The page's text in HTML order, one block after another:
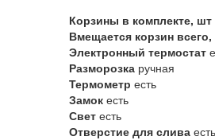
Корзины в комплекте, шт
Вмещается корзин
Электронный термостат
Разморозка ручная
Термометр есть
Замок есть
Свет есть
Отверстие для слива есть